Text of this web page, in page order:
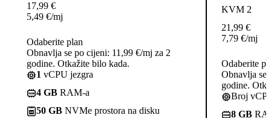
17,99 €
5,49 €/mj
Odaberite plan
Obnavlja se po cijeni: 11,99 €/mj za 2
godine. Otkažite bilo kada.
1 vCPU jezgra
4 GB RAM-a
50 GB NVMe prostora na disku
KVM 2
21,99 €
7,79 €/mj
Odaberite
Obnavlja se
godine.
Broj
8 GB